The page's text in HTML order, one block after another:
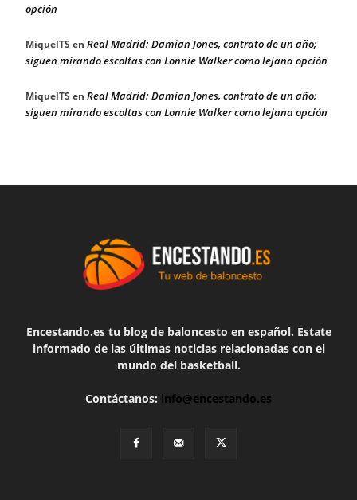
opción
MiquelTS en Real Madrid: Damian Jones, contrato de un año;
siguen mirando escoltas con Lonnie Walker como lejana opción
MiquelTS en Real Madrid: Damian Jones, contrato de un año;
siguen mirando escoltas con Lonnie Walker como lejana opción
Encestando.es tu blog de baloncesto en español. Estate
informado de las últimas noticias relacionadas con el
mundo del basketball.
Contáctanos: info@encestando.es